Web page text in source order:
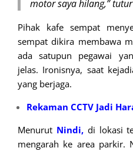
motor saya hilang,” tutur
Pihak kafe sempat
sempat dikira membawa
ada satupun pegawai
jelas. Ironisnya, saat
yang berjaga.
Rekaman CCTV Jadi
Menurut Nindi,di lokasi
mengarah ke area parkir.